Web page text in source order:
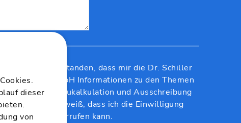
Ich bin einverstanden, dass mir die Dr. Schiller
& Partner GmbH Informationen zu den Themen
Baukosten, Baukalkulation und Ausschreibung
zusendet. Ich weiß, dass ich die Einwilligung
jederzeit widerrufen kann.
dieser
von